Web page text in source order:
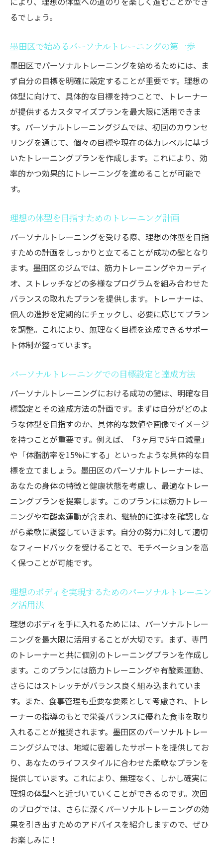
るでしょう。
墨田区で始めるパーソナルトレーニングの第一歩
墨田区でパーソナルトレーニングを始めるためには、ま
ず自分の目標を明確に設定することが重要です。理想の
体型に向けて、具体的な目標を持つことで、トレーナー
が提供するカスタマイズプランを最大限に活用できま
す。パーソナルトレーニングジムでは、初回のカウンセ
リングを通じて、個々の目標や現在の体力レベルに基づ
いたトレーニングプランを作成します。これにより、効
率的かつ効果的にトレーニングを進めることが可能で
す。
理想の体型を目指すためのトレーニング計画
パーソナルトレーニングを受ける際、理想の体型を目指
すための計画をしっかりと立てることが成功の鍵となり
ます。墨田区のジムでは、筋力トレーニングやカーディ
オ、ストレッチなどの多様なプログラムを組み合わせた
バランスの取れたプランを提供します。トレーナーは、
個人の進捗を定期的にチェックし、必要に応じてプラン
を調整。これにより、無理なく目標を達成できるサポー
ト体制が整っています。
パーソナルトレーニングでの目標設定と達成方法
パーソナルトレーニングにおける成功の鍵は、明確な目
標設定とその達成方法の計画です。まずは自分がどのよ
うな体型を目指すのか、具体的な数値や画像でイメージ
を持つことが重要です。例えば、「3ヶ月で5キロ減量」
や「体脂肪率を15%にする」といったような具体的な目
標を立てましょう。墨田区のパーソナルトレーナーは、
あなたの身体の特徴と健康状態を考慮し、最適なトレー
ニングプランを提案します。このプランには筋力トレー
ニングや有酸素運動が含まれ、継続的に進捗を確認しな
がら柔軟に調整していきます。自分の努力に対して適切
なフィードバックを受けることで、モチベーションを高
く保つことが可能です。
理想のボディを実現するためのパーソナルトレーニン
グ活用法
理想のボディを手に入れるためには、パーソナルトレー
ニングを最大限に活用することが大切です。まず、専門
のトレーナーと共に個別のトレーニングプランを作成し
ます。このプランには筋力トレーニングや有酸素運動、
さらにはストレッチがバランス良く組み込まれていま
す。また、食事管理も重要な要素として考慮され、トレ
ーナーの指導のもとで栄養バランスに優れた食事を取り
入れることが推奨されます。墨田区のパーソナルトレー
ニングジムでは、地域に密着したサポートを提供してお
り、あなたのライフスタイルに合わせた柔軟なプランを
提供しています。これにより、無理なく、しかし確実に
理想の体型へと近づいていくことができるのです。次回
のブログでは、さらに深くパーソナルトレーニングの効
果を引き出すためのアドバイスを紹介しますので、ぜひ
お楽しみに！